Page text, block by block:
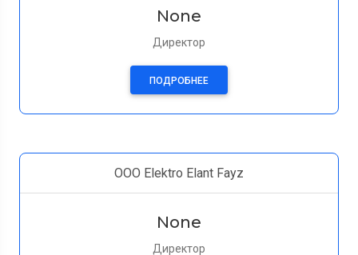
None
Директор
ПОДРОБНЕЕ
ООО Elektro Elant Fayz
None
Директор